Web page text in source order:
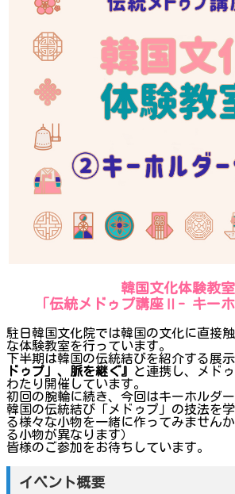
韓国文化体験教室
「伝統メドゥプ講座Ⅱ- キーホ
駐日韓国文化院では韓国の文化に直接
な体験教室を行っています。
下半期は韓国の伝統結びを紹介する展示
ドゥプ」、脈を継ぐ』
と連携し、メド
わたり開催しています。
初回の腕輪に続き、今回はキーホルダー
韓国の伝統結び「メドゥプ」の技法を
る様々な小物を一緒に作ってみません
る小物が異なります）
皆様のご参加をお待ちしています。
イベント概要